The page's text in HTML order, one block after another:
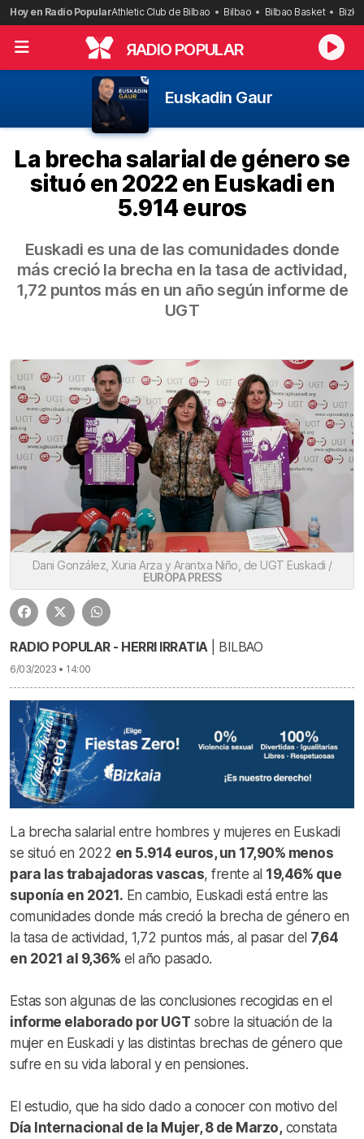
Saltar
al
contenido
Hoy en Radio PopularAthletic Club de Bilbao Bilbao Bilbao Basket
RADIO POPULAR
Euskadin Gaur
La brecha salarial de género se
situó en 2022 en Euskadi en
5.914 euros
Euskadi es una de las comunidades donde
más creció la brecha en la tasa de actividad,
1,72 puntos más en un año según informe de
UGT
Dani González, Xuria Arza y Arantxa Niño, de UGT Euskadi /
EUROPA PRESS
RADIO POPULAR - HERRI IRRATIA| BILBAO
6/03/2023 • 14:00
La brecha salarial entre hombres y mujeres en Euskadi
se situó en 2022 en 5.914 euros, un 17,90% menos
para las trabajadoras vascas, frente al 19,46% que
suponía en 2021. En cambio, Euskadi está entre las
comunidades donde más creció la brecha de género en
la tasa de actividad, 1,72 puntos más, al pasar del 7,64
en 2021 al 9,36% el año pasado.
Estas son algunas de las conclusiones recogidas en el
informe elaborado por UGT sobre la situación de la
mujer en Euskadi y las distintas brechas de género que
sufre en su vida laboral y en pensiones.
El estudio, que ha sido dado a conocer con motivo del
Día Internacional de la Mujer, 8 de Marzo, constata